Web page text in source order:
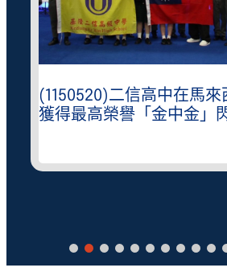
(1150520)二信高中在馬
獲得最高榮譽「金中金」